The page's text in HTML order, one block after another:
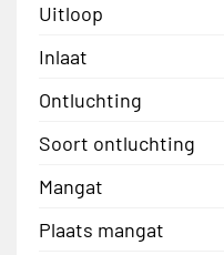
Uitloop
Inlaat
Ontluchting
Soort ontluchting
Mangat
Plaats mangat